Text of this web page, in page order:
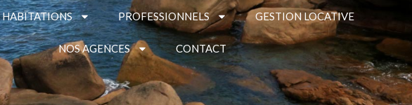
HABITATIONS PROFESSIONNELS GESTION LOCATIVE
NOS AGENCES CONTACT